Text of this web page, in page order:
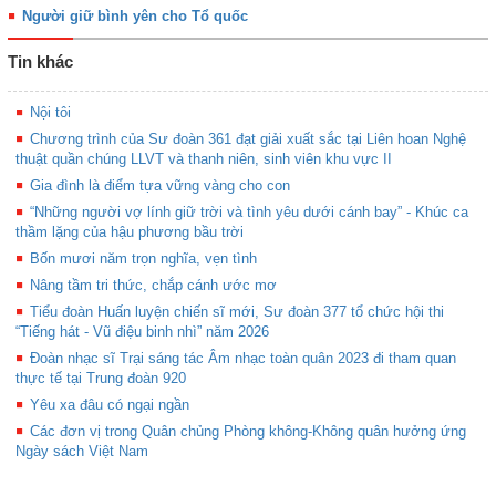
Người giữ bình yên cho Tổ quốc
Tin khác
Nội tôi
Chương trình của Sư đoàn 361 đạt giải xuất sắc tại Liên hoan Nghệ
thuật quần chúng LLVT và thanh niên, sinh viên khu vực II
Gia đình là điểm tựa vững vàng cho con
“Những người vợ lính giữ trời và tình yêu dưới cánh bay” - Khúc ca
thầm lặng của hậu phương bầu trời
Bốn mươi năm trọn nghĩa, vẹn tình
Nâng tầm tri thức, chắp cánh ước mơ
Tiểu đoàn Huấn luyện chiến sĩ mới, Sư đoàn 377 tổ chức hội thi
“Tiếng hát - Vũ điệu binh nhì” năm 2026
Đoàn nhạc sĩ Trại sáng tác Âm nhạc toàn quân 2023 đi tham quan
thực tế tại Trung đoàn 920
Yêu xa đâu có ngại ngần
Các đơn vị trong Quân chủng Phòng không-Không quân hưởng ứng
Ngày sách Việt Nam